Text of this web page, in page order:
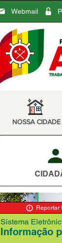
Webmail
NOSSA CIDADE
Reportar
Informação
Sistema